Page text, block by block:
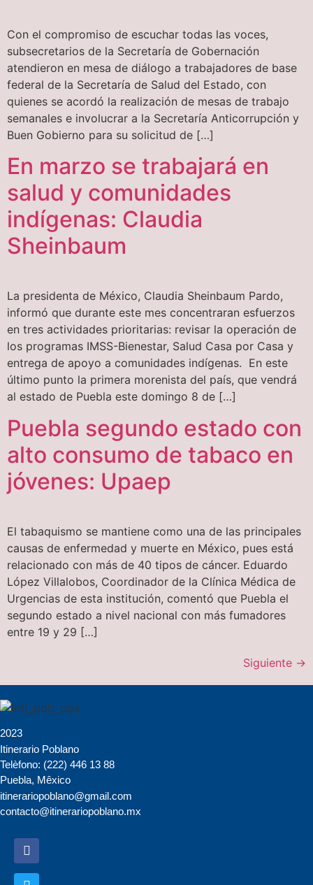
Con el compromiso de escuchar todas las voces,
subsecretarios de la Secretaría de Gobernación
atendieron en mesa de diálogo a trabajadores de base
federal de la Secretaría de Salud del Estado, con
quienes se acordó la realización de mesas de trabajo
semanales e involucrar a la Secretaría Anticorrupción y
Buen Gobierno para su solicitud de […]
En marzo se trabajará en
salud y comunidades
indígenas: Claudia
Sheinbaum
La presidenta de México, Claudia Sheinbaum Pardo,
informó que durante este mes concentraran esfuerzos
en tres actividades prioritarias: revisar la operación de
los programas IMSS-Bienestar, Salud Casa por Casa y
entrega de apoyo a comunidades indígenas. En este
último punto la primera morenista del país, que vendrá
al estado de Puebla este domingo 8 de […]
Puebla segundo estado con
alto consumo de tabaco en
jóvenes: Upaep
El tabaquismo se mantiene como una de las principales
causas de enfermedad y muerte en México, pues está
relacionado con más de 40 tipos de cáncer. Eduardo
López Villalobos, Coordinador de la Clínica Médica de
Urgencias de esta institución, comentó que Puebla el
segundo estado a nivel nacional con más fumadores
entre 19 y 29 […]
Siguiente →
2023
Itinerario Poblano
Telèfono: (222) 446 13 88
Puebla, Mêxico
itinerariopoblano@gmail.com
contacto@itinerariopoblano.mx